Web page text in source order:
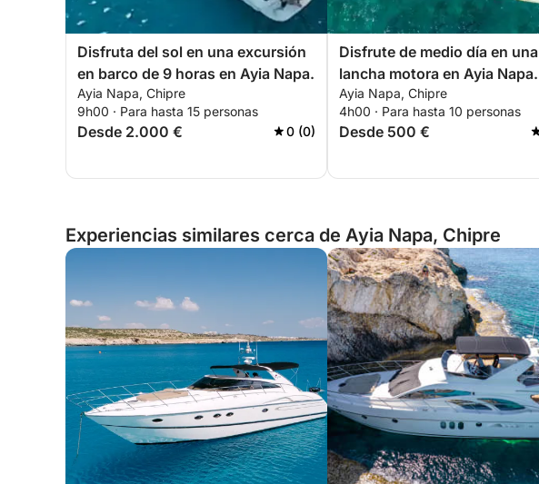
Disfruta del sol en una excursión
en barco de 9 horas en Ayia Napa.
Ayia Napa, Chipre
9h00 · Para hasta 15 personas
Desde 2.000 € 0 (0)
Disfrute de medio día en una
lancha motora en Ayia Napa.
Ayia Napa, Chipre
4h00 · Para hasta 10 personas
Desde 500 €
Experiencias similares cerca de Ayia Napa, Chipre